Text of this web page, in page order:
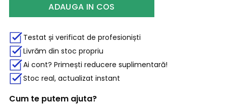
ADAUGA IN COS
Testat și verificat de profesioniști
Livrăm din stoc propriu
Ai cont? Primești reducere suplimentară!
Stoc real, actualizat instant
Cum te putem ajuta?